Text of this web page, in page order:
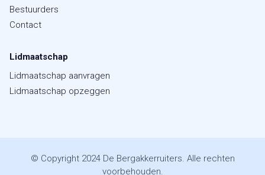
Bestuurders
Contact
Lidmaatschap
Lidmaatschap aanvragen
Lidmaatschap opzeggen
© Copyright 2024 De Bergakkerruiters. Alle rechten
voorbehouden.